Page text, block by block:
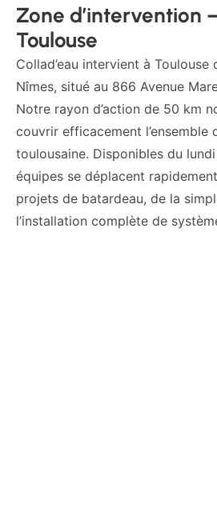
Zone d’intervention
Toulouse
Collad’eau intervient à
Nîmes, situé au 866 Avenue
Notre rayon d’action de 50 km
couvrir efficacement l’ensemble
toulousaine. Disponibles du
équipes se déplacent
projets de batardeau, de la
l’installation complète de